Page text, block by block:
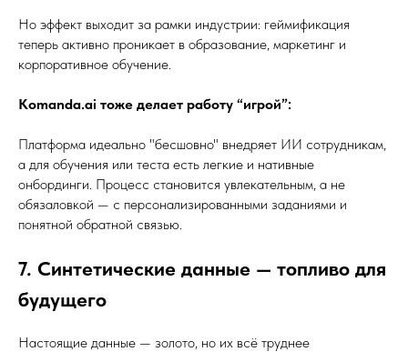
Но эффект выходит за рамки индустрии: геймификация
теперь активно проникает в образование, маркетинг и
корпоративное обучение.
Komanda.ai тоже делает работу “игрой”:
Платформа идеально "бесшовно" внедряет ИИ сотрудникам,
а для обучения или теста есть легкие и нативные
онбординги. Процесс становится увлекательным, а не
обязаловкой — с персонализированными заданиями и
понятной обратной связью.
7. Синтетические данные — топливо для
будущего
Настоящие данные — золото, но их всё труднее